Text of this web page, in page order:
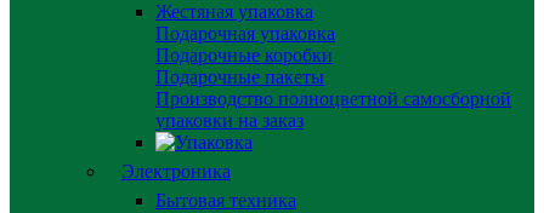
Жестяная упаковка
Подарочная упаковка
Подарочные коробки
Подарочные пакеты
Производство полноцветной самосборной
упаковки на заказ
Электроника
Бытовая техника